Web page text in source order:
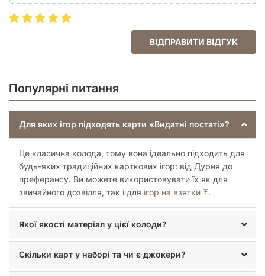
ВІДПРАВИТИ ВІДГУК
Популярні питання
Для яких ігор підходять карти «Видатні постаті»?
Це класична колода, тому вона ідеально підходить для
будь-яких традиційних карткових ігор: від Дурня до
преферансу. Ви можете використовувати їх як для
звичайного дозвілля, так і для ігор на взятки 🃏.
Якої якості матеріал у цієї колоди?
Скільки карт у наборі та чи є джокери?